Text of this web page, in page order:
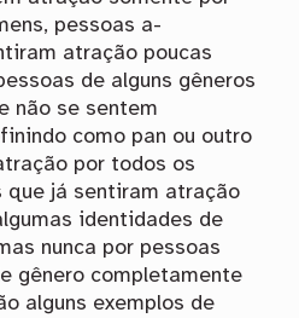
pessoas a-
atração poucas
de alguns gêneros
não se sentem
como pan ou outro
por todos os
que já sentiram atração
identidades de
nunca por pessoas
gênero completamente
alguns exemplos de